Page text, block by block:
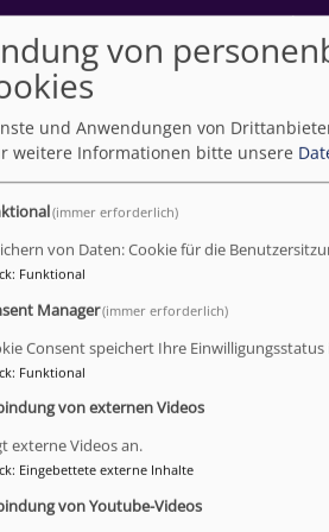
Kontakt
der Kirche
der Kirche
wir Ihnen Informationen über
Berufe zur Verfügung stellen.
Katechet/in oder
auf entsprechende
Zu allen
von
und Anwendungen von
weitere Informationen bitte unsere
(immer erforderlich)
von Daten: Cookie für die
: Funktional
Manager(immer erforderlich)
Consent speichert Ihre Einwilligungsstatus
: Funktional
von externen Videos
externe Videos an.
: Eingebettete externe Inhalte
von Youtube-Videos